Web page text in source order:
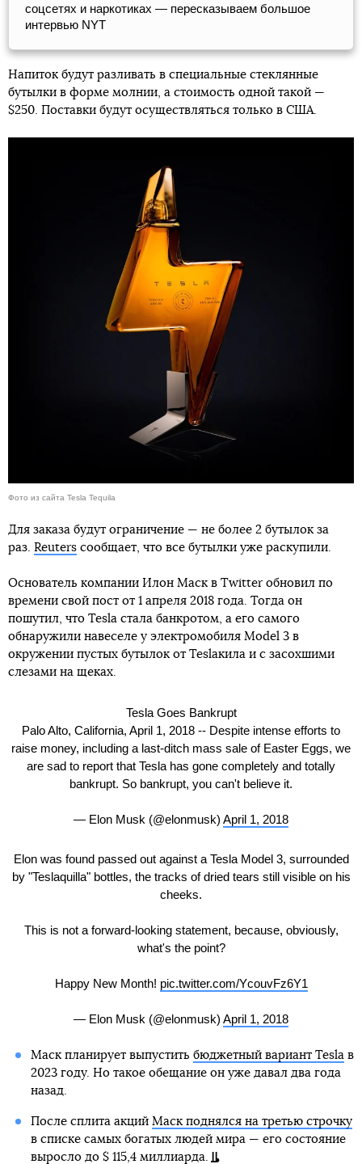
соцсетях и наркотиках — пересказываем большое
интервью NYT
Напиток будут разливать в специальные стеклянные
бутылки в форме молнии, а стоимость одной такой —
$250. Поставки будут осуществляться только в США.
Фото из сайта Tesla Tequila
Для заказа будут ограничение — не более 2 бутылок за
раз. Reuters сообщает, что все бутылки уже раскупили.
Основатель компании Илон Маск в Twitter обновил по
времени свой пост от 1 апреля 2018 года. Тогда он
пошутил, что Tesla стала банкротом, а его самого
обнаружили навеселе у электромобиля Model 3 в
окружении пустых бутылок от Teslaкила и с засохшими
слезами на щеках.
Tesla Goes Bankrupt
Palo Alto, California, April 1, 2018 -- Despite intense efforts to
raise money, including a last-ditch mass sale of Easter Eggs, we
are sad to report that Tesla has gone completely and totally
bankrupt. So bankrupt, you can't believe it.
— Elon Musk (@elonmusk) April 1, 2018
Elon was found passed out against a Tesla Model 3, surrounded
by "Teslaquilla" bottles, the tracks of dried tears still visible on his
cheeks.
This is not a forward-looking statement, because, obviously,
what's the point?
Happy New Month! pic.twitter.com/YcouvFz6Y1
— Elon Musk (@elonmusk) April 1, 2018
Маск планирует выпустить бюджетный вариант Tesla в
2023 году. Но такое обещание он уже давал два года
назад.
После сплита акций Маск поднялся на третью строчку
в списке самых богатых людей мира — его состояние
выросло до $ 115,4 миллиарда.